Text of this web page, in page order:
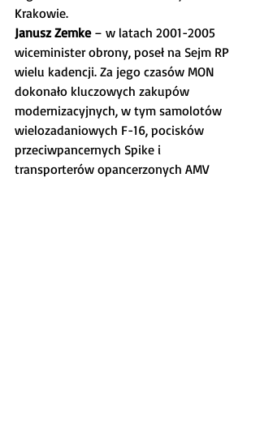
Krakowie.
Janusz Zemke – w latach 2001-2005
wiceminister obrony, poseł na Sejm RP
wielu kadencji. Za jego czasów MON
dokonało kluczowych zakupów
modernizacyjnych, w tym samolotów
wielozadaniowych F-16, pocisków
przeciwpancernych Spike i
transporterów opancerzonych AMV